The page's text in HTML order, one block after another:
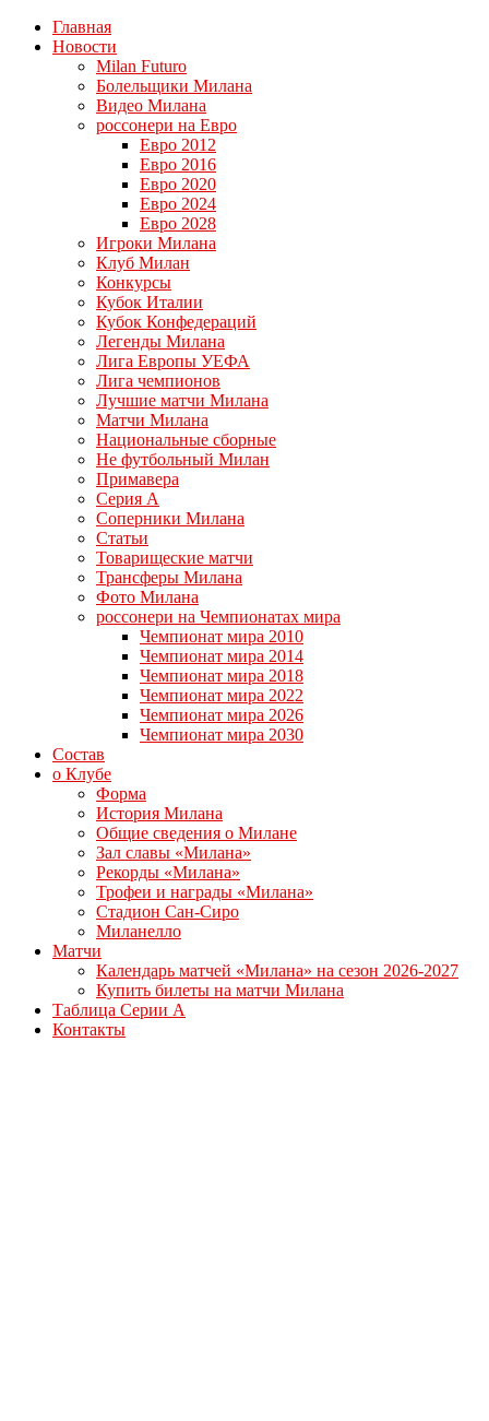
Главная
Новости
Milan Futuro
Болельщики Милана
Видео Милана
россонери на Евро
Евро 2012
Евро 2016
Евро 2020
Евро 2024
Евро 2028
Игроки Милана
Клуб Милан
Конкурсы
Кубок Италии
Кубок Конфедераций
Легенды Милана
Лига Европы УЕФА
Лига чемпионов
Лучшие матчи Милана
Матчи Милана
Национальные сборные
Не футбольный Милан
Примавера
Серия А
Соперники Милана
Статьи
Товарищеские матчи
Трансферы Милана
Фото Милана
россонери на Чемпионатах мира
Чемпионат мира 2010
Чемпионат мира 2014
Чемпионат мира 2018
Чемпионат мира 2022
Чемпионат мира 2026
Чемпионат мира 2030
Состав
о Клубе
Форма
История Милана
Общие сведения о Милане
Зал славы «Милана»
Рекорды «Милана»
Трофеи и награды «Милана»
Стадион Сан-Сиро
Миланелло
Матчи
Календарь матчей «Милана» на сезон 2026-2027
Купить билеты на матчи Милана
Таблица Серии А
Контакты